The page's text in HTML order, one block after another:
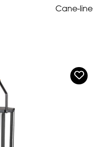
Cane-line